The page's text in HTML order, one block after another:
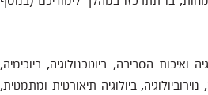
הסביבה, ביוטכנולוגיה, ביוכימיה,
ביולוגיה תיאורטית ומתמטית,